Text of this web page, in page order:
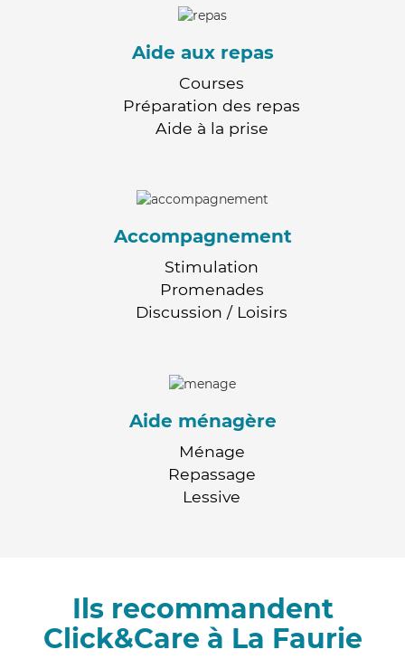
Aide aux repas
Courses
Préparation des repas
Aide à la prise
Accompagnement
Stimulation
Promenades
Discussion / Loisirs
Aide ménagère
Ménage
Repassage
Lessive
Ils recommandent
Click&Care à La Faurie